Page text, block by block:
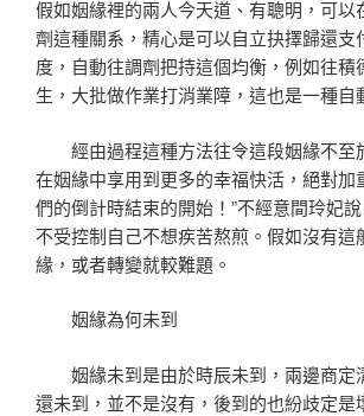
假如姻緣裡的兩人今天道、有聰明，可以
劑這種關系，精心是可以自立抉擇歸還支
度，自動往調劑把持這個均衡，例如往積
生，大批做作業打消業障，這也是一種自
經由過程這種方法往令這段姻緣不至
在姻緣中享用到更多的幸福快活，絕對加
們的倒計時結束的開始！”不經意間玲妃
不受控制自己不想疾苦熬煎。假如沒有這
緣，或者轉變就較難題。
姻緣為何未到
姻緣未到是由於時辰未到，兩邊商定
還未到，並不是沒有，後到的也紛歧定是